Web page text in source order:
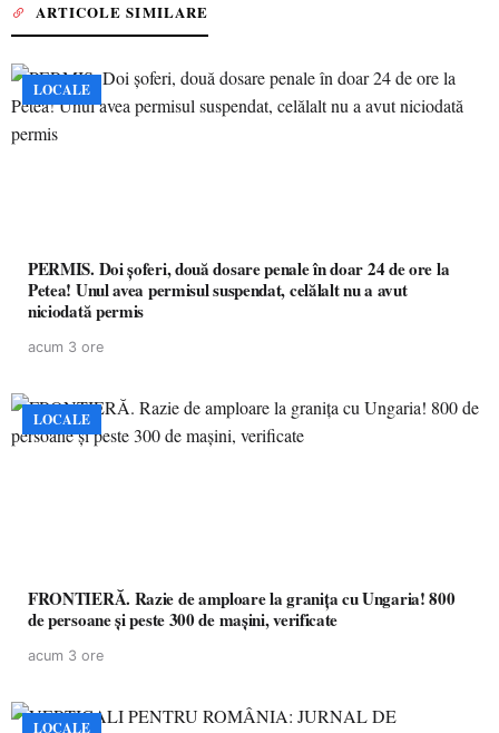
ARTICOLE SIMILARE
LOCALE
PERMIS. Doi șoferi, două dosare penale în doar 24 de ore la
Petea! Unul avea permisul suspendat, celălalt nu a avut
niciodată permis
acum 3 ore
LOCALE
FRONTIERĂ. Razie de amploare la granița cu Ungaria! 800
de persoane și peste 300 de mașini, verificate
acum 3 ore
LOCALE